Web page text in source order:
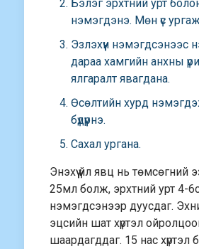
Бэлэг эрхтний урт
нэмэгдэнэ. Мөн үс
Эзлэхүүн нэмэгдсэнээс
дараа хамгийн анхны
ялгаралт явагдана.
Өсөлтийн хурд
бүдүүрнэ.
Сахал ургана.
Энэхүү үйл явц нь төмсөгний
25мл болж, эрхтний урт 4-
нэмэгдсэнээр дуусдаг.
эцсийн шат хүртэл
шаардагддаг. 15 нас хүртэл